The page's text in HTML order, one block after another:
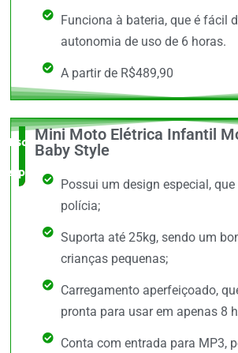
Funciona à bateria, que é fácil
autonomia de uso de 6 horas.
A partir de R$489,90
Escolha do
especialista
Mini Moto Elétrica Infantil
Baby Style
Possui um design especial,
polícia;
Suporta até 25kg, sendo um
crianças pequenas;
Carregamento aperfeiçoado,
pronta para usar em apenas 8
Conta com entrada para MP3,